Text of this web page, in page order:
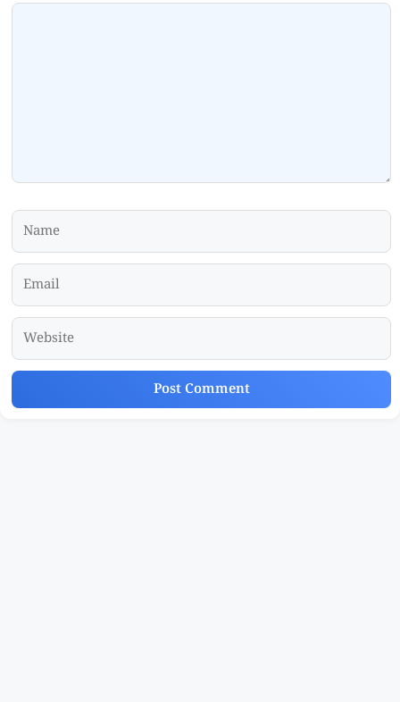
Comment
Name
Email
Website